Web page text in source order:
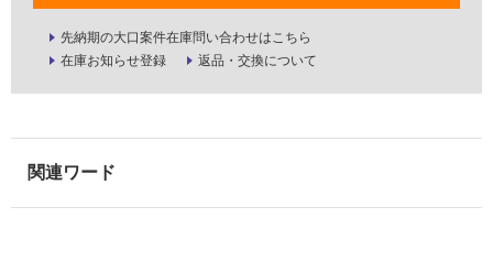
先納期の大口案件在庫問い合わせはこちら
在庫お知らせ登録
返品・交換について
意
が
必
し